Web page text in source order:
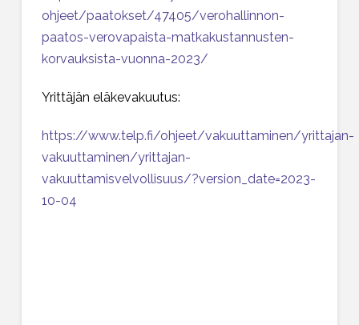
ohjeet/paatokset/47405/verohallinnon-
paatos-verovapaista-matkakustannusten-
korvauksista-vuonna-2023/
Yrittäjän eläkevakuutus:
https://www.telp.fi/ohjeet/vakuuttaminen/yrittajan-
vakuuttaminen/yrittajan-
vakuuttamisvelvollisuus/?version_date=2023-
10-04